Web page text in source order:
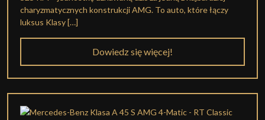
charyzmatycznych konstrukcji AMG. To auto, które łączy
luksus Klasy […]
Dowiedz się więcej!